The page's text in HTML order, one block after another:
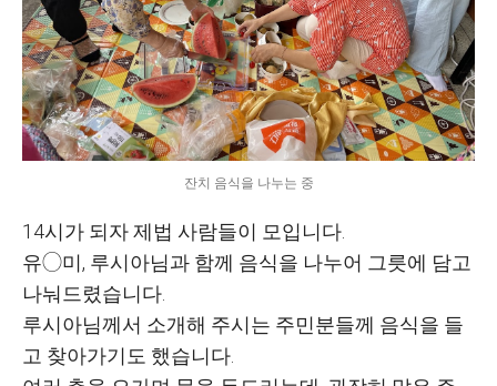
잔치 음식을 나누는 중
14시가 되자 제법 사람들이 모입니다.
유◯미, 루시아님과 함께 음식을 나누어 그릇에 담고
나눠드렸습니다.
루시아님께서 소개해 주시는 주민분들께 음식을 들
고 찾아가기도 했습니다.